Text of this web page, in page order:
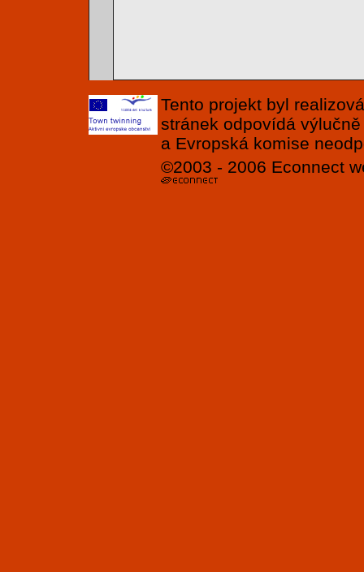
Tento projekt byl
stránek odpovídá
a Evropská komise
©2003 - 2006 Econnect